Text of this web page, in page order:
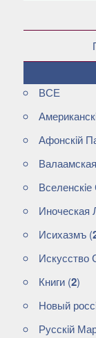
ВСЕ
Афонскiй
Иноческая
Исихазмъ(
Искусство
Книги(2)
Новый
Русскiй